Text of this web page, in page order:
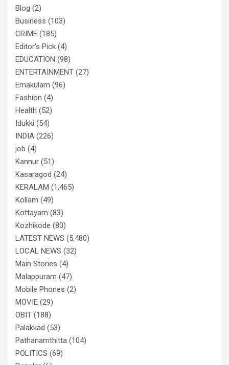
Blog (2)
Business (103)
CRIME (185)
Editor's Pick (4)
EDUCATION (98)
ENTERTAINMENT (27)
Ernakulam (96)
Fashion (4)
Health (52)
Idukki (54)
INDIA (226)
job (4)
Kannur (51)
Kasaragod (24)
KERALAM (1,465)
Kollam (49)
Kottayam (83)
Kozhikode (80)
LATEST NEWS (5,480)
LOCAL NEWS (32)
Main Stories (4)
Malappuram (47)
Mobile Phones (2)
MOVIE (29)
OBIT (188)
Palakkad (53)
Pathanamthitta (104)
POLITICS (69)